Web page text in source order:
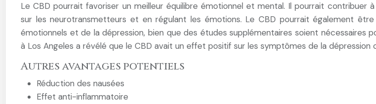
Le CBD pourrait favoriser un meilleur équilibre émotionnel et mental. Il pourrait contribuer
sur les neurotransmetteurs et en régulant les émotions. Le CBD pourrait également
émotionnels et de la dépression, bien que des études supplémentaires soient nécessaires
à Los Angeles a révélé que le CBD avait un effet positif sur les symptômes de la
Autres avantages potentiels
Réduction des nausées
Effet anti-inflammatoire